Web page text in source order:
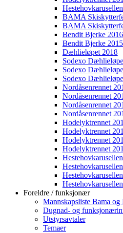
BAMA
BAMA
Bendit Bjerke 2016
Bendit Bjerke 2015
Dæhlieløpet 2018
Sodexo
Sodexo
Sodexo
Nordåsenrennet
Nordåsenrennet
Nordåsenrennet
Nordåsenrennet
Hodelyktrennet
Hodelyktrennet
Hodelyktrennet
Hodelyktrennet
Foreldre / funksjonær
Mannskapsliste Bama og
Dugnad- og
Utstyrsavtaler
Temaer